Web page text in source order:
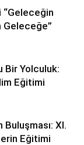
“Geleceğin
Geleceğe”
Bir Yolculuk:
Eğitimi
Buluşması: XI.
Eğitimi